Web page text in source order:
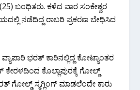
ಬಂಧಿತರು. ಕಳೆದ ವಾರ ಸಂಕೇಶ್ವರ
ನಡೆದಿದ್ದ ರಾಬರಿ ಪ್ರಕರಣ ಬೇಧಿಸಿದ
ಭರತ್‌ ಕಾರಿನಲ್ಲಿದ್ದ ಕೋಟ್ಯಾಂತರ
ಕೊಲ್ಲಾಪುರಕ್ಕೆ ಗೋಲ್ಡ್
ಗೋಲ್ಡ್ ಸ್ಮಗ್ಲಿಂಗ್ ಮಾಡಲೆಂದೇ ಕಾರು